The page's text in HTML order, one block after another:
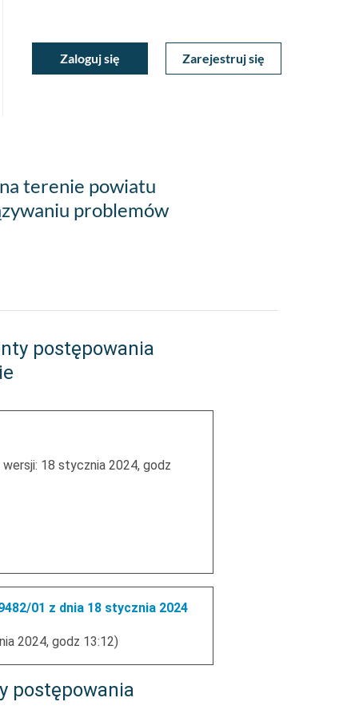
MojeZaloguj się Zarejestruj się
terenie powiatu
problemów
postępowania
18 stycznia 2024, godz
01 z dnia 18 stycznia 2024
2024, godz 13:12)
postępowania